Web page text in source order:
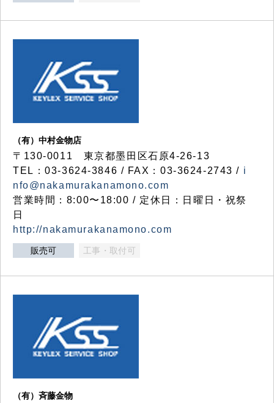
（有）中村金物店
〒130-0011 東京都墨田区石原4-26-13
TEL：03-3624-3846 / FAX：03-3624-2743 / i
nfo@nakamurakanamono.com
営業時間：8:00〜18:00 / 定休日：日曜日・祝祭
日
http://nakamurakanamono.com
販売可 工事・取付可
（有）斉藤金物